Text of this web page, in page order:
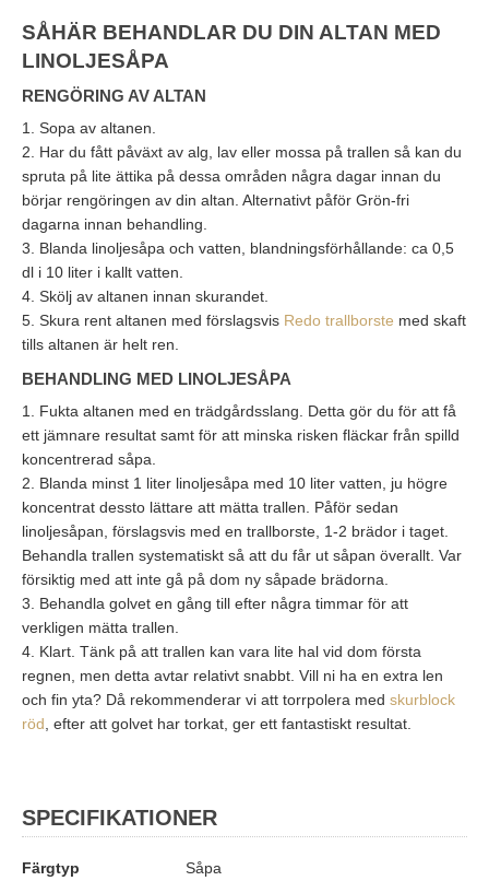
SÅHÄR BEHANDLAR DU DIN ALTAN MED
LINOLJESÅPA
RENGÖRING AV ALTAN
1. Sopa av altanen.
2. Har du fått påväxt av alg, lav eller mossa på trallen så kan du
spruta på lite ättika på dessa områden några dagar innan du
börjar rengöringen av din altan. Alternativt påför Grön-fri
dagarna innan behandling.
3. Blanda linoljesåpa och vatten, blandningsförhållande: ca 0,5
dl i 10 liter i kallt vatten.
4. Skölj av altanen innan skurandet.
5. Skura rent altanen med förslagsvis Redo trallborste med skaft
tills altanen är helt ren.
BEHANDLING MED LINOLJESÅPA
1. Fukta altanen med en trädgårdsslang. Detta gör du för att få
ett jämnare resultat samt för att minska risken fläckar från spilld
koncentrerad såpa.
2. Blanda minst 1 liter linoljesåpa med 10 liter vatten, ju högre
koncentrat dessto lättare att mätta trallen. Påför sedan
linoljesåpan, förslagsvis med en trallborste, 1-2 brädor i taget.
Behandla trallen systematiskt så att du får ut såpan överallt. Var
försiktig med att inte gå på dom ny såpade brädorna.
3. Behandla golvet en gång till efter några timmar för att
verkligen mätta trallen.
4. Klart. Tänk på att trallen kan vara lite hal vid dom första
regnen, men detta avtar relativt snabbt. Vill ni ha en extra len
och fin yta? Då rekommenderar vi att torrpolera med skurblock
röd , efter att golvet har torkat, ger ett fantastiskt resultat.
SPECIFIKATIONER
Färgtyp Såpa